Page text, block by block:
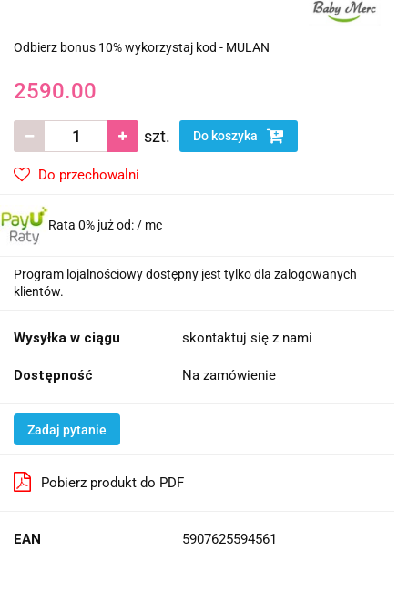
Odbierz bonus 10% wykorzystaj kod - MULAN
2590.00
szt. Do koszyka
Do przechowalni
Rata 0% już od:/ mc
Program lojalnościowy dostępny jest tylko dla zalogowanych
klientów.
Wysyłka w ciągu skontaktuj się z nami
Dostępność Na zamówienie
Zadaj pytanie
Pobierz produkt do PDF
EAN 5907625594561